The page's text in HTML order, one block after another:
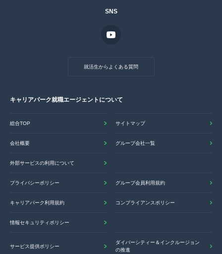
SNS
就活生からよくある質問
キャリアパーク就職エージェントについて
総合TOP サイトマップ
会社概要 グループ会社一覧
外部サービスの利用について
プライバシーポリシー グループ会員利用規約
キャリアパーク利用規約 コンプライアンスポリシー
情報セキュリティポリシー
サービス提供ポリシー
ダイバーシティー＆インクルージョン
の推進